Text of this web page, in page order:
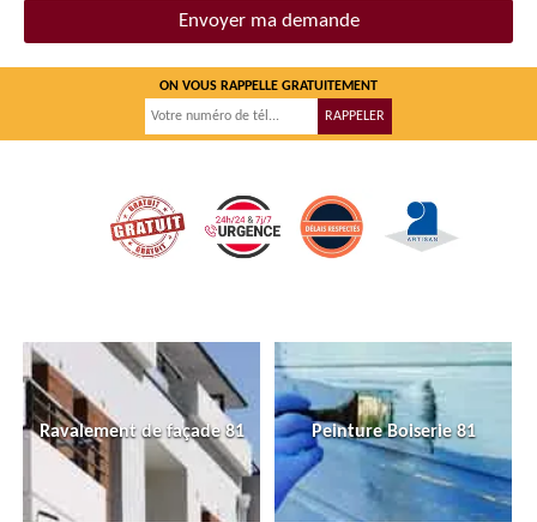
ON VOUS RAPPELLE GRATUITEMENT
Ravalement de façade 81 Peinture Boiserie 81